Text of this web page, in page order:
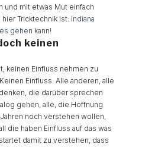
und mit etwas Mut einfach
Tricktechnik ist: Indiana
gehen kann!
keinen
keinen Einfluss nehmen zu
Einfluss. Alle anderen, alle
die darüber sprechen
gehen, alle, die Hoffnung
noch verstehen wollen,
die haben Einfluss auf das was
damit zu verstehen, dass